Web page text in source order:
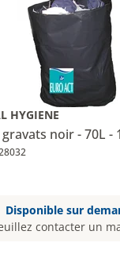
HYGIENE
gravats noir - 70L -
Disponible sur
contacter un